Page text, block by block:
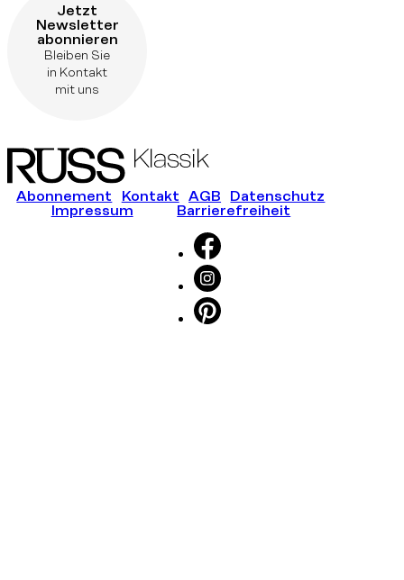
Jetzt
Newsletter
abonnieren
Bleiben Sie
in Kontakt
mit uns
Abonnement Kontakt AGB
Datenschutz
Impressum
Barrierefreiheit